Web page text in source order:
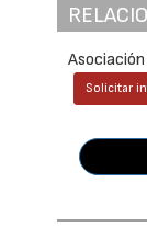
Solicitar